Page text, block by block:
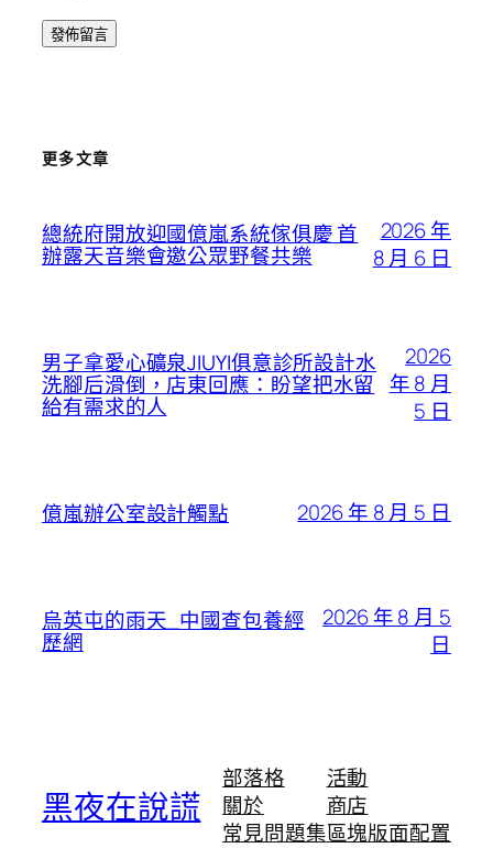
更多文章
總統府開放迎國億嵐系統傢俱慶 首
辦露天音樂會邀公眾野餐共樂
2026 年
8 月 6 日
男子拿愛心礦泉JIUYI俱意診所設計水
洗腳后滑倒，店東回應：盼望把水留
給有需求的人
2026
年 8 月
5 日
億嵐辦公室設計觸點 2026 年 8 月 5 日
烏英屯的雨天_中國查包養經
歷網
2026 年 8 月 5
日
黑夜在說謊
部落格
關於
常見問題集
活動
商店
區塊版面配置